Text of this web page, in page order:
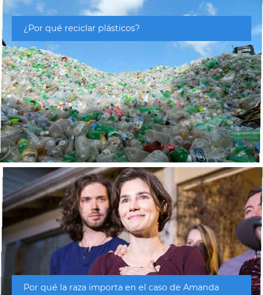
¿Por qué reciclar plásticos?
Por qué la raza importa en el caso de Amanda